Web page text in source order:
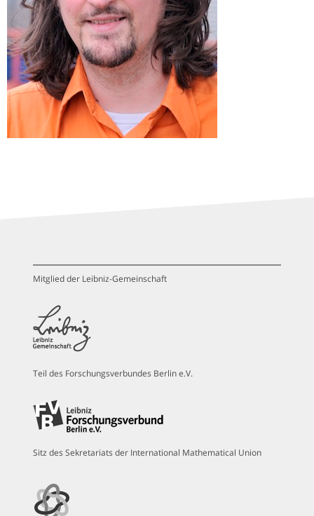
Mitglied der Leibniz-Gemeinschaft
Teil des Forschungsverbundes Berlin e.V.
Sitz des Sekretariats der International Mathematical Union